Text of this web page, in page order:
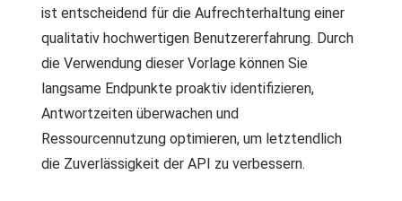
ist entscheidend für die Aufrechterhaltung einer
qualitativ hochwertigen Benutzererfahrung. Durch
die Verwendung dieser Vorlage können Sie
langsame Endpunkte proaktiv identifizieren,
Antwortzeiten überwachen und
Ressourcennutzung optimieren, um letztendlich
die Zuverlässigkeit der API zu verbessern.